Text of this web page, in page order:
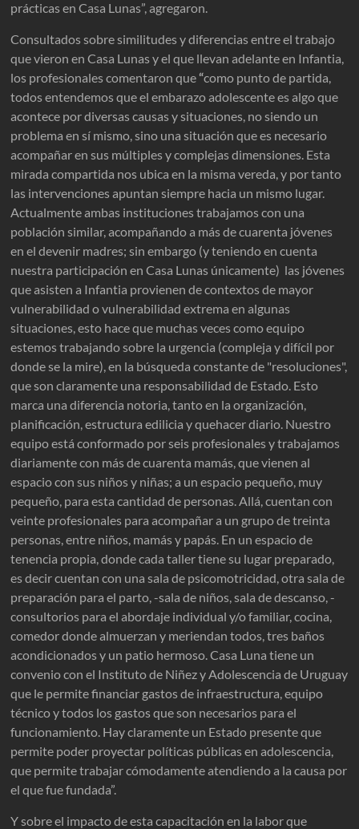
prácticas en Casa Lunas”, agregaron.
Consultados sobre similitudes y diferencias entre el trabajo
que vieron en Casa Lunas y el que llevan adelante en Infantia,
los profesionales comentaron que “como punto de partida,
todos entendemos que el embarazo adolescente es algo que
acontece por diversas causas y situaciones, no siendo un
problema en sí mismo, sino una situación que es necesario
acompañar en sus múltiples y complejas dimensiones. Esta
mirada compartida nos ubica en la misma vereda, y por tanto
las intervenciones apuntan siempre hacia un mismo lugar.
Actualmente ambas instituciones trabajamos con una
población similar, acompañando a más de cuarenta jóvenes
en el devenir madres; sin embargo (y teniendo en cuenta
nuestra participación en Casa Lunas únicamente) las jóvenes
que asisten a Infantia provienen de contextos de mayor
vulnerabilidad o vulnerabilidad extrema en algunas
situaciones, esto hace que muchas veces como equipo
estemos trabajando sobre la urgencia (compleja y difícil por
donde se la mire), en la búsqueda constante de "resoluciones",
que son claramente una responsabilidad de Estado. Esto
marca una diferencia notoria, tanto en la organización,
planificación, estructura edilicia y quehacer diario. Nuestro
equipo está conformado por seis profesionales y trabajamos
diariamente con más de cuarenta mamás, que vienen al
espacio con sus niños y niñas; a un espacio pequeño, muy
pequeño, para esta cantidad de personas. Allá, cuentan con
veinte profesionales para acompañar a un grupo de treinta
personas, entre niños, mamás y papás. En un espacio de
tenencia propia, donde cada taller tiene su lugar preparado,
es decir cuentan con una sala de psicomotricidad, otra sala de
preparación para el parto, -sala de niños, sala de descanso, -
consultorios para el abordaje individual y/o familiar, cocina,
comedor donde almuerzan y meriendan todos, tres baños
acondicionados y un patio hermoso. Casa Luna tiene un
convenio con el Instituto de Niñez y Adolescencia de Uruguay
que le permite financiar gastos de infraestructura, equipo
técnico y todos los gastos que son necesarios para el
funcionamiento. Hay claramente un Estado presente que
permite poder proyectar políticas públicas en adolescencia,
que permite trabajar cómodamente atendiendo a la causa por
el que fue fundada”.
Y sobre el impacto de esta capacitación en la labor que